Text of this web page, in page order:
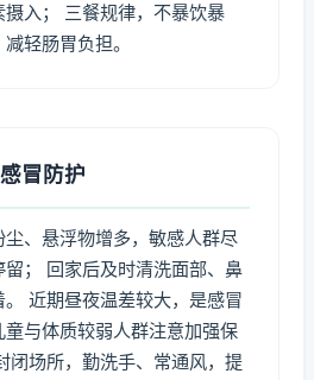
入； 三餐规律，不暴饮暴
轻肠胃负担。
冒防护
、悬浮物增多，敏感人群尽
； 回家后及时清洗面部、鼻
近期昼夜温差较大，是感冒
与体质较弱人群注意加强保
闭场所，勤洗手、常通风，提